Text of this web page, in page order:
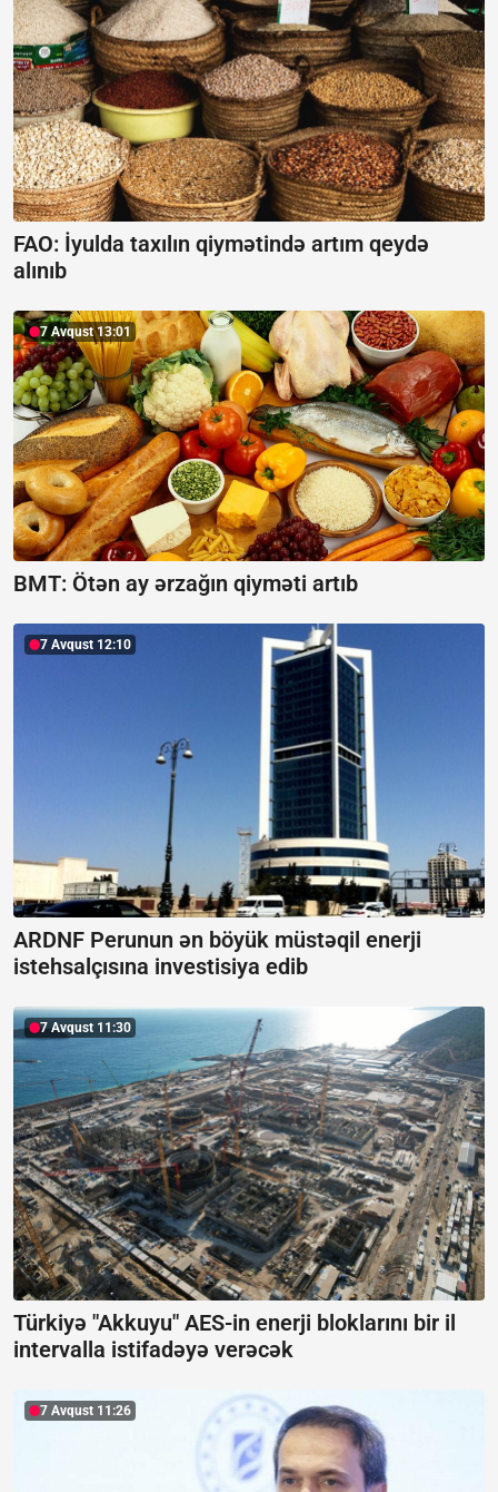
FAO: İyulda taxılın qiymətində artım qeydə
alınıb
7 Avqust 13:01
BMT: Ötən ay ərzağın qiyməti artıb
7 Avqust 12:10
ARDNF Perunun ən böyük müstəqil enerji
istehsalçısına investisiya edib
7 Avqust 11:30
Türkiyə "Akkuyu" AES-in enerji bloklarını bir il
intervalla istifadəyə verəcək
7 Avqust 11:26